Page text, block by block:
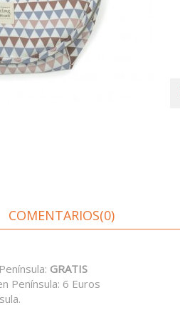
COMENTARIOS(0)
GRATIS
Península: 6 Euros